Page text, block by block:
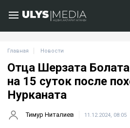
Главная Новости
Отца Шерзата
на 15 суток после
Нурканата
Тимур Ниталиев 11.12.2024, 08:05